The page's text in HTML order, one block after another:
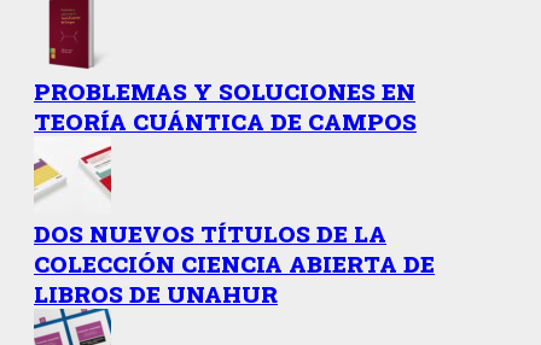
PROBLEMAS Y SOLUCIONES EN
TEORÍA CUÁNTICA DE CAMPOS
DOS NUEVOS TÍTULOS DE LA
COLECCIÓN CIENCIA ABIERTA DE
LIBROS DE UNAHUR